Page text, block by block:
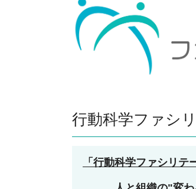
行動科学ファシ
「行動科学ファシリテ